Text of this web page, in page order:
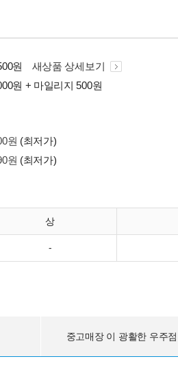
원
새상품 상세보기
원 + 마일리지 500원
원 (최저가)
원 (최저가)
상
-
중고매장 이 광활한 우주